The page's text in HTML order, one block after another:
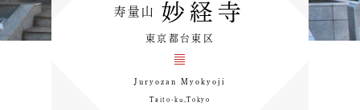
寿量山 妙経寺
東京都台東区
Juryozan Myokyoji
Taito-ku,Tokyo